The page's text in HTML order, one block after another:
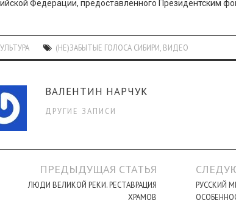
Федерации, предоставленного Президентским
(НЕ)ЗАБЫТЫЕ ГОЛОСА СИБИРИ ВИДЕО
ВАЛЕНТИН НАРЧУК
ДРУГИЕ ЗАПИСИ
ПРЕДЫДУЩАЯ СТАТЬЯ
ЛЮДИ ВЕЛИКОЙ РЕКИ. РЕСТАВРАЦИЯ
ХРАМОВ
РУССКИЙ